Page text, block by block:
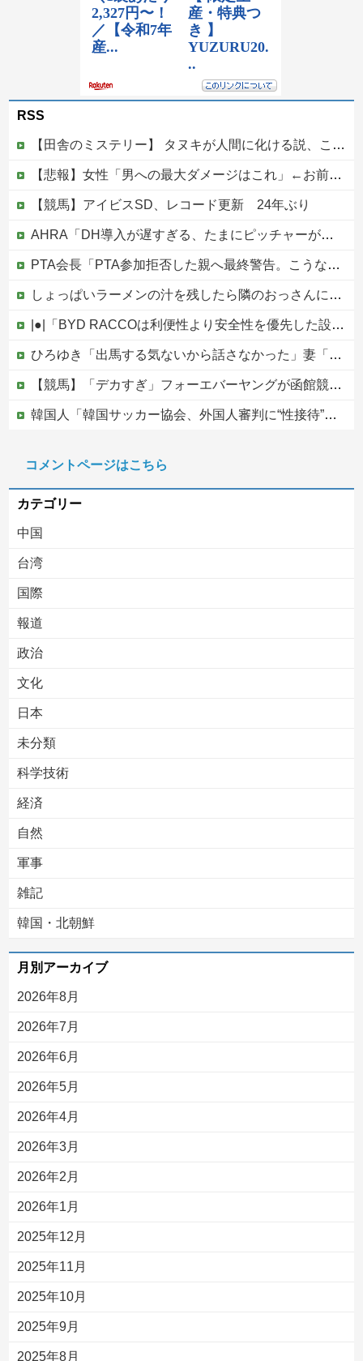
RSS
【田舎のミステリー】 タヌキが人間に化ける説、これ多分マジ
【悲報】女性「男への最大ダメージはこれ」←お前ら耐えられる？
【競馬】アイビスSD、レコード更新 24年ぶり
AHRA「DH導入が遅すぎる、たまにピッチャーが打ったからって何が面白いんだよ」他
PTA会長「PTA参加拒否した親へ最終警告。こうなってもいい？」
しょっぱいラーメンの汁を残したら隣のおっさんに「何故残す！」と怒鳴られた……友人にも「スープが本体だろあり得ない」と説教されたんだが、塩分過剰だし味の好みは自由だろ！
|●|「BYD RACCOは利便性より安全性を優先した設計」とEV推進派がスカスカ構造を絶賛、これがRACCOの一番の特徴よな
ひろゆき「出馬する気ないから話さなかった」妻「それでも不誠実だろ」→離婚協議へｗｗｗｗｗ
【競馬】「デカすぎ」フォーエバーヤングが函館競馬場へ入厩 573キロ 矢作師「もう1段パワーアップ」
韓国人「韓国サッカー協会、外国人審判に“性接待”報道・・・」→「2002年の審判買収が事実だったのか？」「日本人が言ってたこと正しかったね・・・...
中国の海水浴場の映像があまりにも・・・
コメントページはこちら
カテゴリー
中国
台湾
国際
報道
政治
文化
日本
未分類
科学技術
経済
自然
軍事
雑記
韓国・北朝鮮
月別アーカイブ
2026年8月
2026年7月
2026年6月
2026年5月
2026年4月
2026年3月
2026年2月
2026年1月
2025年12月
2025年11月
2025年10月
2025年9月
2025年8月